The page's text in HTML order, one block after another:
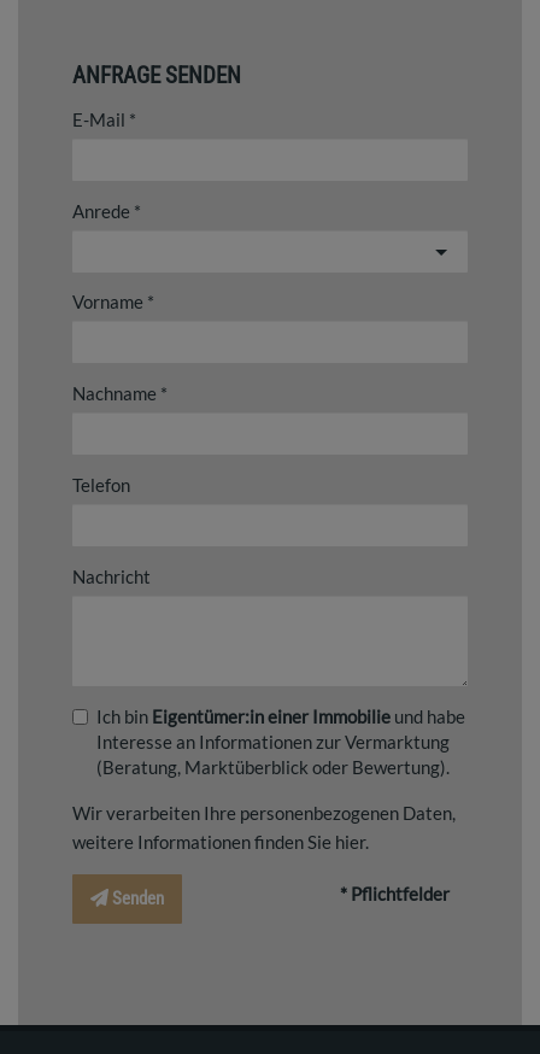
ANFRAGE SENDEN
E-Mail
Anrede
Vorname
Nachname
Telefon
Nachricht
Ich bin Eigentümer:in einer Immobilie und habe
Interesse an Informationen zur Vermarktung
(Beratung, Marktüberblick oder Bewertung).
Wir verarbeiten Ihre personenbezogenen Daten,
weitere Informationen finden Sie hier.
Senden * Pflichtfelder